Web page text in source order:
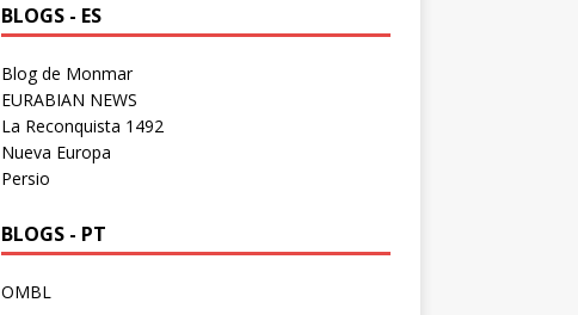
BLOGS - ES
Blog de Monmar
EURABIAN NEWS
La Reconquista 1492
Nueva Europa
Persio
BLOGS - PT
OMBL